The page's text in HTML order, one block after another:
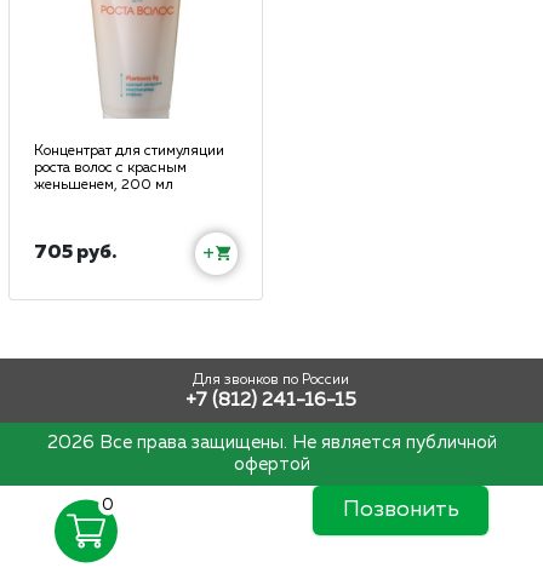
Концентрат для стимуляции
роста волос с красным
женьшенем, 200 мл
705 руб. +
Для звонков по России
+7 (812) 241-16-15
2026 Все права защищены. Не является публичной
офертой
Позвонить
0